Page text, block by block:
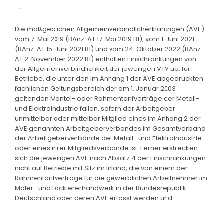
..."
Die maßgeblichen Allgemeinverbindlicherklärungen (AVE)
vom 7. Mai 2019 (BAnz. AT 17. Mai 2019 B1), vom 1. Juni 2021
(BAnz. AT 15. Juni 2021 B1) und vom 24. Oktober 2022 (BAnz.
AT 2. November 2022 B1) enthalten Einschränkungen von
der Allgemeinverbindlichkeit der jeweiligen VTV ua. für
Betriebe, die unter den im Anhang 1 der AVE abgedruckten
fachlichen Geltungsbereich der am 1. Januar 2003
geltenden Mantel- oder Rahmentarifverträge der Metall-
und Elektroindustrie fallen, sofern der Arbeitgeber
unmittelbar oder mittelbar Mitglied eines im Anhang 2 der
AVE genannten Arbeitgeberverbandes im Gesamtverband
der Arbeitgeberverbände der Metall- und Elektroindustrie
oder eines ihrer Mitgliedsverbände ist. Ferner erstrecken
sich die jeweiligen AVE nach Absatz 4 der Einschränkungen
nicht auf Betriebe mit Sitz im Inland, die von einem der
Rahmentarifverträge für die gewerblichen Arbeitnehmer im
Maler- und Lackiererhandwerk in der Bundesrepublik
Deutschland oder deren AVE erfasst werden und